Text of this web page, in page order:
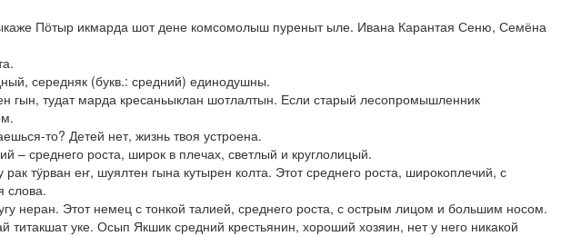
Пӧтыр икмарда шот дене комсомолыш пуреныт ыле. Ивана Карантая Сеню, Семёна
середняк (букв.: средний) единодушны.
тудат марда кресаньыклан шотлалтын. Если старый лесопромышленник
то? Детей нет, жизнь твоя устроена.
– среднего роста, широк в плечах, светлый и круглолицый.
тӱрван еҥ, шуялтен гына кутырен колта. Этот среднего роста, широкоплечий, с
слова.
неран. Этот немец с тонкой талией, среднего роста, с острым лицом и большим носом.
уке. Осып Якшик средний крестьянин, хороший хозяин, нет у него никакой